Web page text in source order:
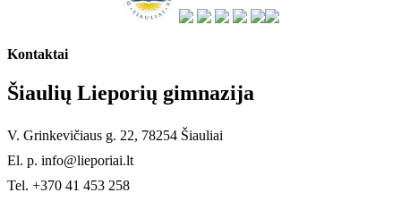
Kontaktai
Šiaulių Lieporių gimnazija
V. Grinkevičiaus g. 22, 78254 Šiauliai
El. p. info@lieporiai.lt
Tel. +370 41 453 258